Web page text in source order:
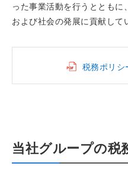
った事業活動を行うととも
および社会の発展に貢献して
税務ポリシ
当社グループの税